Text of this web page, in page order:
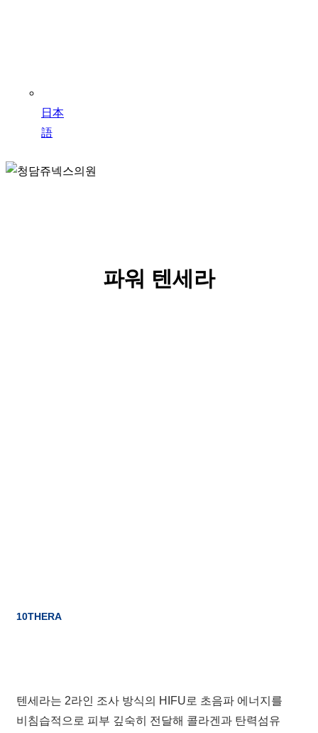
日本
語
파워 텐세라
10THERA
텐세라는 2라인 조사 방식의 HIFU로 초음파 에너지를
비침습적으로 피부 깊숙히 전달해 콜라겐과 탄력섬유